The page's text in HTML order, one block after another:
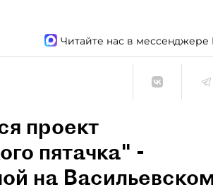
Читайте нас в мессенджере
проект
пятачка" -
на